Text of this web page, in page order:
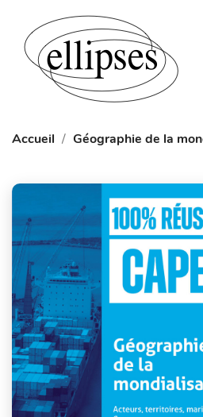
Accueil Géographie de la